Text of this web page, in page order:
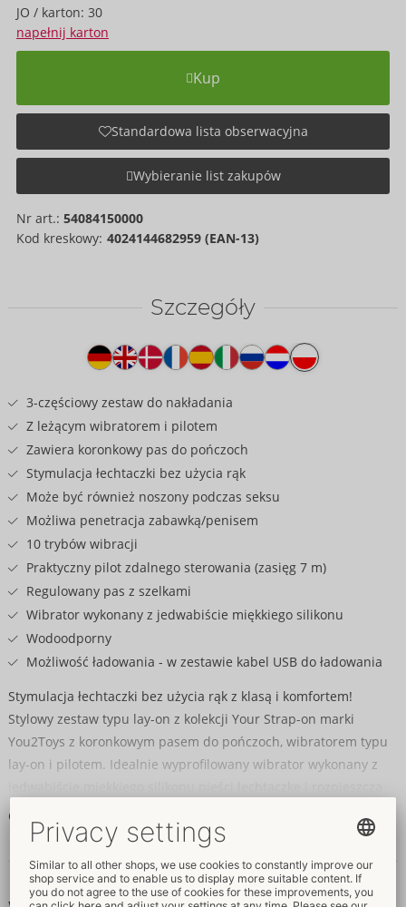
JO / karton: 30
napełnij karton
Kup
Standardowa lista obserwacyjna
Wybieranie list zakupów
Nr art.: 54084150000
Kod kreskowy: 4024144682959 (EAN-13)
Szczegóły
produkcie
3-częściowy zestaw do nakładania
Z leżącym wibratorem i pilotem
Zawiera koronkowy pas do pończoch
Stymulacja łechtaczki bez użycia rąk
Może być również noszony podczas seksu
Możliwa penetracja zabawką/penisem
10 trybów wibracji
Praktyczny pilot zdalnego sterowania (zasięg 7 m)
Regulowany pas z szelkami
Wibrator wykonany z jedwabiście miękkiego silikonu
Wodoodporny
Możliwość ładowania - w zestawie kabel USB do ładowania
Stymulacja łechtaczki bez użycia rąk z klasą i komfortem!
Stylowy zestaw typu lay-on z kolekcji Your Strap-on marki
You2Toys z koronkowym pasem do pończoch, wibratorem typu
lay-on i pilotem. Idealnie wyprofilowany wibrator wykonany z
intensywnymi wibracjami. Wibrator można łatwo umieścić w
zmysłowym koronkowym pasie. Regulowane stringi / pasek
podczas intensywnych ruchów. Szczególnie sprytny: elastyczny
wibrator typu lay-on został zaprojektowany jako pierścień w
Czytaj dalej
Dane i własności